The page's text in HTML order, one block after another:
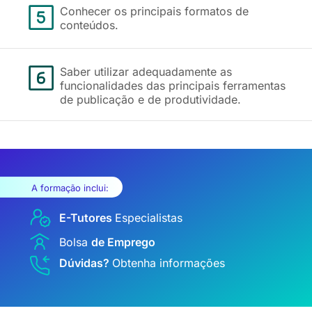
Conhecer os principais formatos de
conteúdos.
Saber utilizar adequadamente as
funcionalidades das principais ferramentas
de publicação e de produtividade.
A formação inclui:
E-Tutores Especialistas
Bolsa de Emprego
Dúvidas? Obtenha informações